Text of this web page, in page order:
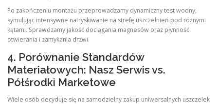
Po zakończeniu montażu przeprowadzamy dynamiczny test wodny,
symulując intensywne natryskiwanie na strefę uszczelnień pod różnymi
kątami. Sprawdzamy jakość dociągania magnesów oraz płynność
otwierania i zamykania drzwi.
4. Porównanie Standardów
Materiałowych: Nasz Serwis vs.
Półśrodki Marketowe
Wiele osób decyduje się na samodzielny zakup uniwersalnych uszczelek